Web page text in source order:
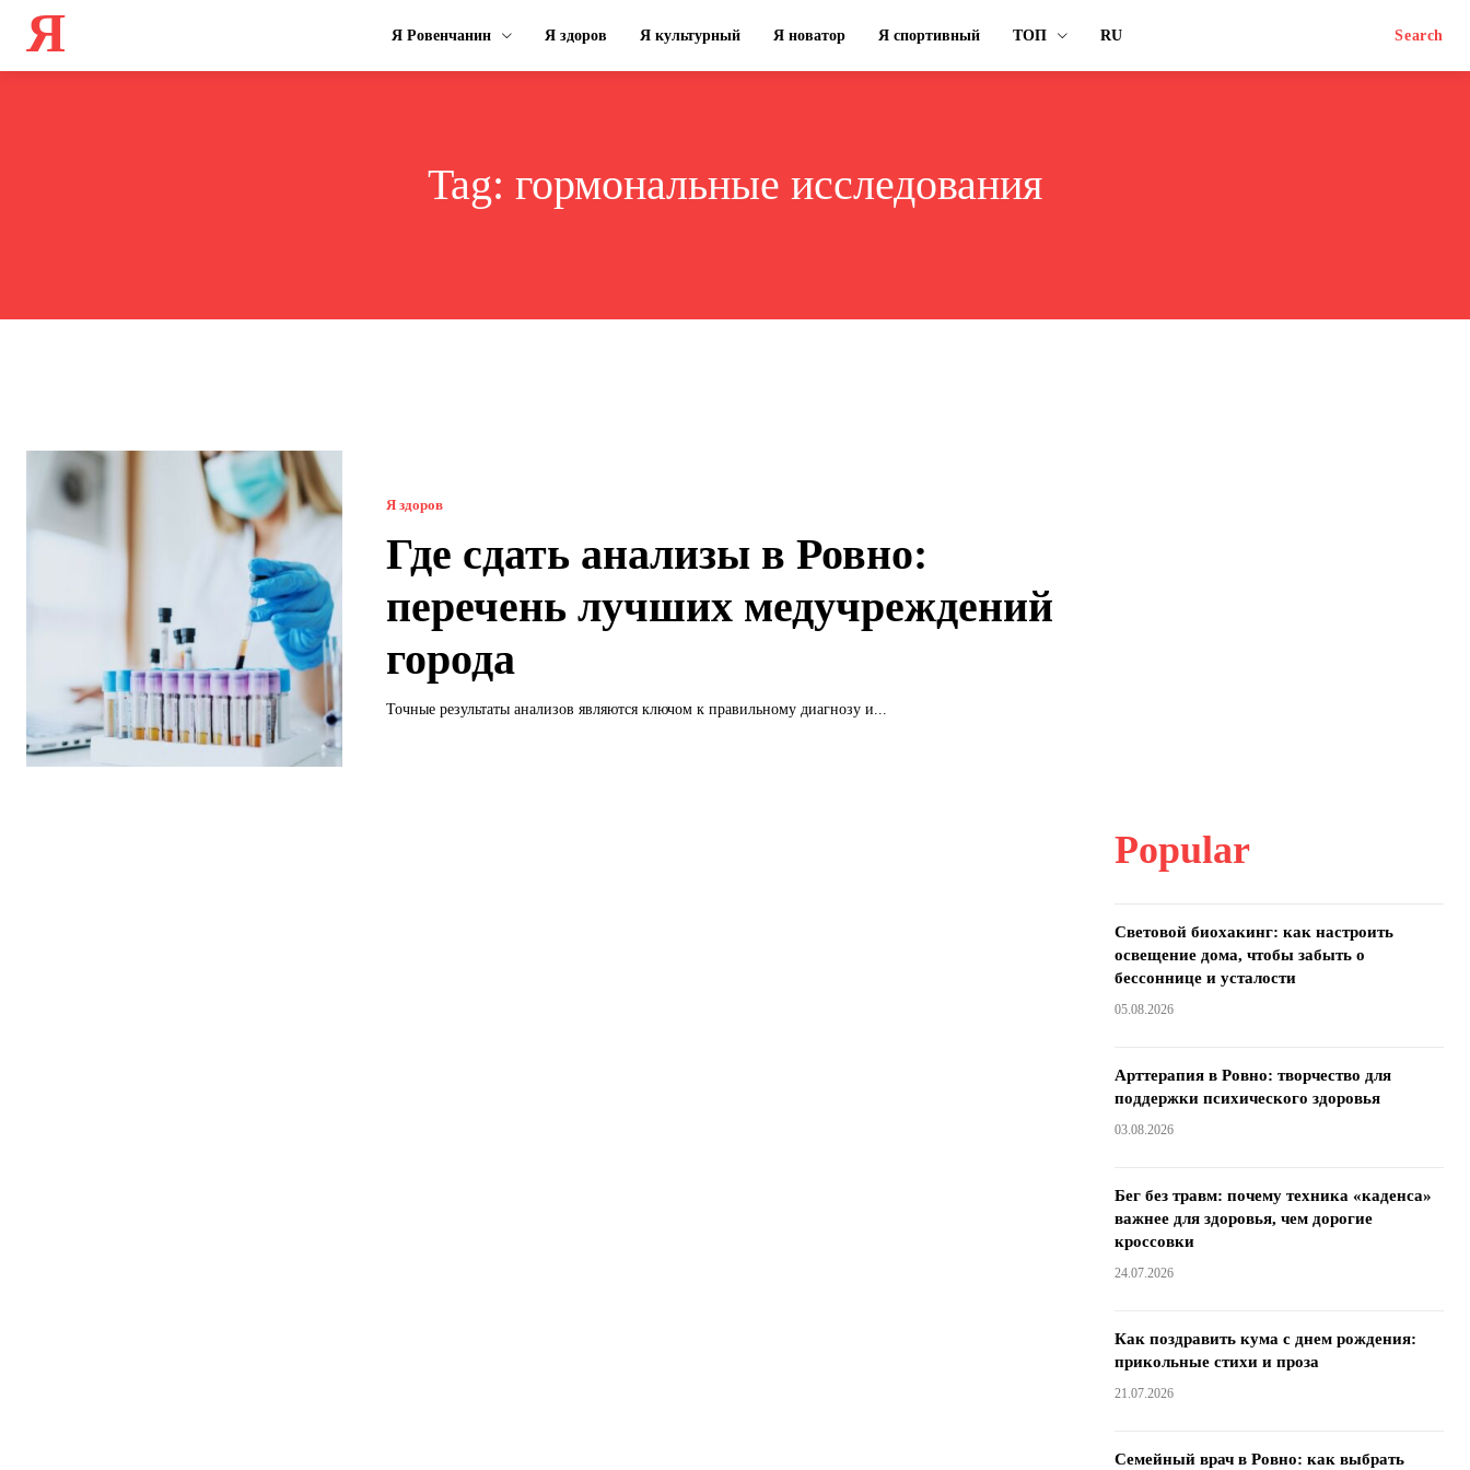
Я Я Ровенчанин Я здоров Я культурный Я новатор Я спортивный ТОП RU Search
Tag: гормональные исследования
Я здоров
Где сдать анализы в Ровно:
перечень лучших медучреждений
города
Точные результаты анализов являются ключом к правильному диагнозу и...
Popular
Световой биохакинг: как настроить
освещение дома, чтобы забыть о
бессоннице и усталости
05.08.2026
Арттерапия в Ровно: творчество для
поддержки психического здоровья
03.08.2026
Бег без травм: почему техника «каденса»
важнее для здоровья, чем дорогие
кроссовки
24.07.2026
Как поздравить кума с днем ​​рождения:
прикольные стихи и проза
21.07.2026
Семейный врач в Ровно: как выбрать